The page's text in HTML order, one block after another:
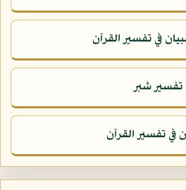
في تفسير القرآن
تفسير شبر
في تفسير القرآن